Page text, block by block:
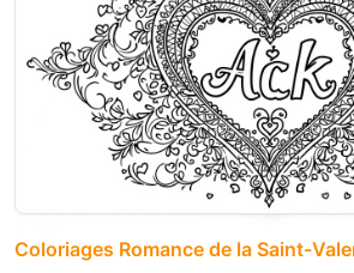
Coloriages Romance de la Saint-